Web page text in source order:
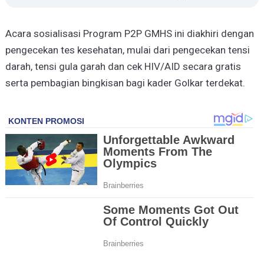
Acara sosialisasi Program P2P GMHS ini diakhiri dengan
pengecekan tes kesehatan, mulai dari pengecekan tensi
darah, tensi gula garah dan cek HIV/AID secara gratis
serta pembagian bingkisan bagi kader Golkar terdekat.